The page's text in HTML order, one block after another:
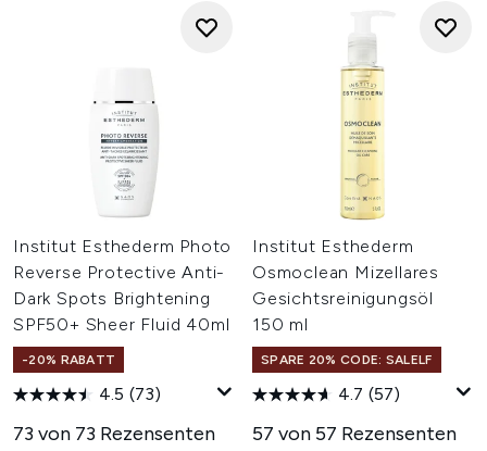
Institut Esthederm Photo
Reverse Protective Anti-
Dark Spots Brightening
SPF50+ Sheer Fluid 40ml
-20% RABATT
4.5 (73)
73 von 73 Rezensenten
Institut Esthederm
Osmoclean Mizellares
Gesichtsreinigungsöl
150 ml
SPARE 20% CODE: SALELF
4.7 (57)
57 von 57 Rezensenten